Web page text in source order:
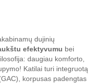
dujinių
efektyvumu bei
daugiau komforto,
Katilai turi integruotą
korpusas padengtas